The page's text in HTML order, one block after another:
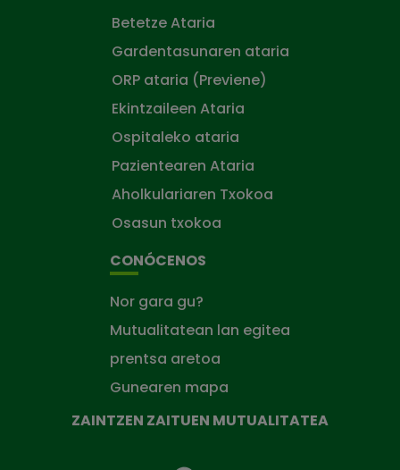
Betetze Ataria
Gardentasunaren ataria
ORP ataria (Previene)
Ekintzaileen Ataria
Ospitaleko ataria
Pazientearen Ataria
Aholkulariaren Txokoa
Osasun txokoa
CONÓCENOS
Nor gara gu?
Mutualitatean lan egitea
prentsa aretoa
Gunearen mapa
ZAINTZEN ZAITUEN MUTUALITATEA